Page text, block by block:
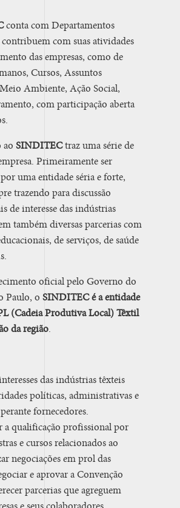
conta com Departamentos
com suas atividades
das empresas, como de
Cursos, Assuntos
Ambiente, Ação Social,
com participação aberta
ao SINDITECtraz uma série de
Primeiramente ser
uma entidade séria e forte,
trazendo para discussão
de interesse das indústrias
também diversas parcerias com
de serviços, de saúde
oficial pelo Governo do
Paulo, o SINDITEC é a entidade
(Cadeia Produtiva Local) Têxtil
da região.
das indústrias têxteis
políticas, administrativas e
fornecedores.
a qualificação profissional por
e cursos relacionados ao
negociações em prol das
e aprovar a Convenção
parcerias que agreguem